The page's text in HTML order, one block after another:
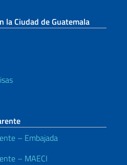
la Ciudad de Guatemala
– Embajada
– MAECI